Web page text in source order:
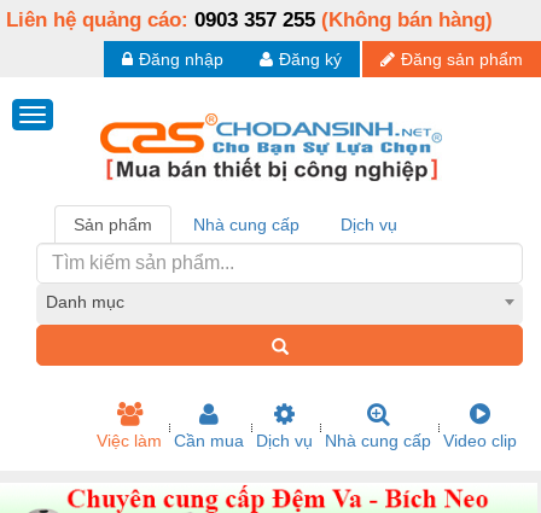
Liên hệ quảng cáo: 0903 357 255 (Không bán hàng)
Đăng sản phẩm
Đăng ký
Đăng nhập
Sản phẩm Nhà cung cấp Dịch vụ
Danh mục
Việc làm Cần mua Dịch vụ Nhà cung cấp Video clip